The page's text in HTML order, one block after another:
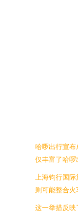
哈啰出行宣
仅丰富了哈啰
上海钧行国
则可能整合
这一举措反